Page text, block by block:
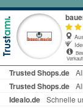
Invention
Diese neu
und -
neu
Auflösung,
Gestaltung